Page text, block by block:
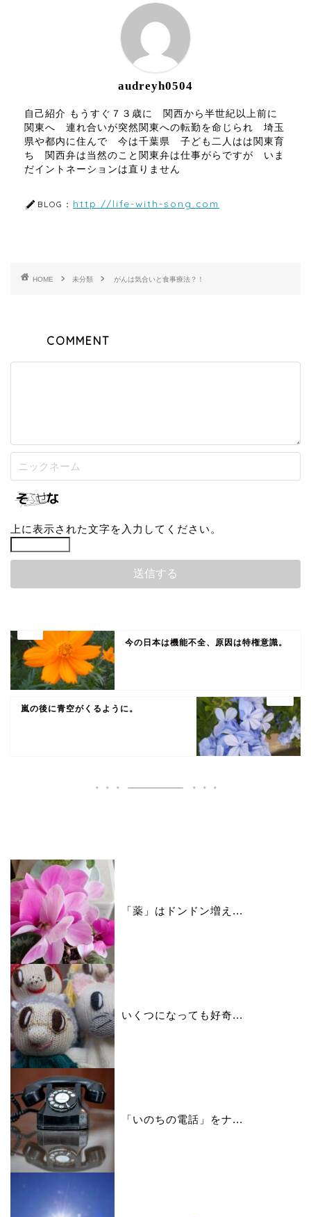
audreyh0504
自己紹介 もうすぐ７３歳に 関西から半世紀以上前に
関東へ 連れ合いが突然関東への転勤を命じられ 埼玉
県や都内に住んで 今は千葉県 子ども二人はは関東育
ち 関西弁は当然のこと関東弁は仕事がらですが いま
だイントネーションは直りません
BLOG： http://life-with-song.com
HOME 未分類 がんは気合いと食事療法？！
COMMENT
上に表示された文字を入力してください。
今の日本は機能不全、原因は特権意識。
嵐の後に青空がくるように。
「薬」はドンドン増え...
いくつになっても好奇...
「いのちの電話」をナ...